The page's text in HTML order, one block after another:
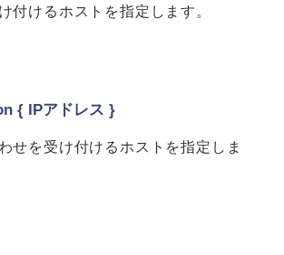
付けるホストを指定します。
{ IPアドレス }
せを受け付けるホストを指定しま